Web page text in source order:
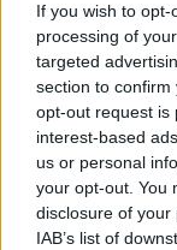
If you wish to
processing of
targeted
section to
opt-out request is
interest-based
us or personal
your opt-out. You
disclosure of
IAB’s list of
Πότε
Η υπόθεση